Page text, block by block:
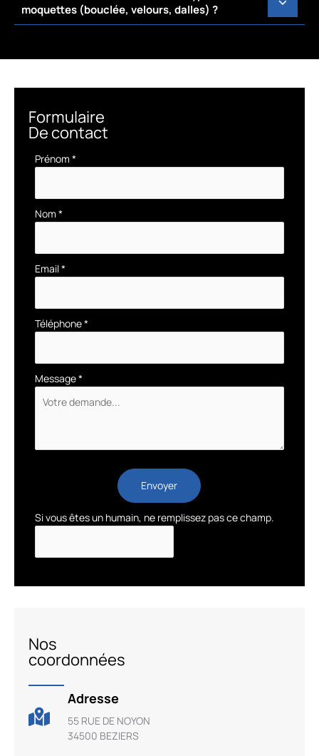
moquettes (bouclée, velours, dalles) ?
Formulaire
De contact
Formulaire
Prénom *
Nom *
Email*
Téléphone*
Message*
Envoyer
Si vous êtes un humain, ne remplissez pas ce champ.
Nos
coordonnées
Adresse
55 RUE DE NOYON
34500 BEZIERS